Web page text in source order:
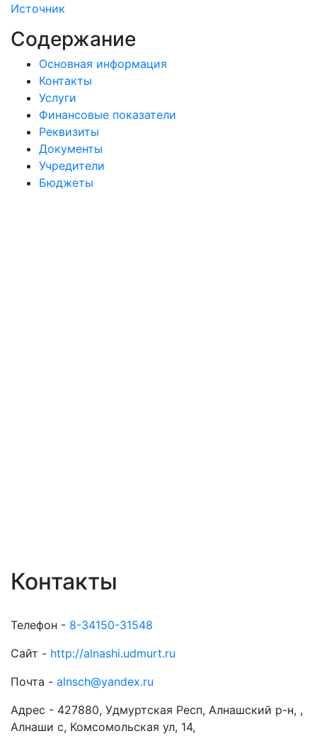
Источник
Содержание
Основная информация
Контакты
Услуги
Финансовые показатели
Реквизиты
Документы
Учредители
Бюджеты
Контакты
Телефон - 8-34150-31548
Сайт - http://alnashi.udmurt.ru
Почта - alnsch@yandex.ru
Адрес - 427880, Удмуртская Респ, Алнашский р-н, ,
Алнаши с, Комсомольская ул, 14,